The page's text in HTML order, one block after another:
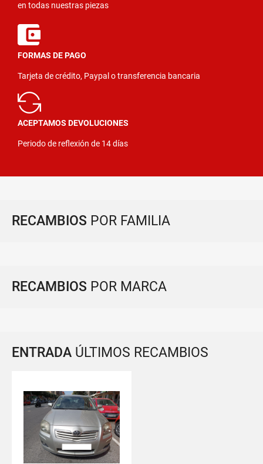
en todas nuestras piezas
FORMAS DE PAGO
Tarjeta de crédito, Paypal o transferencia bancaria
ACEPTAMOS DEVOLUCIONES
Periodo de reflexión de 14 días
RECAMBIOS POR FAMILIA
RECAMBIOS POR MARCA
ENTRADA ÚLTIMOS RECAMBIOS